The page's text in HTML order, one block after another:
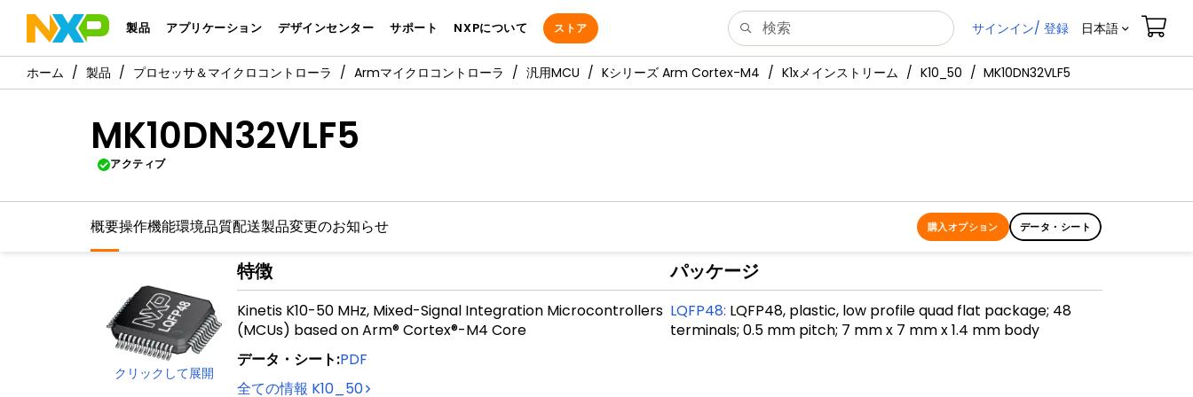
製品 アプリケーション デザインセンター サポート NXPについて ストア サインイン/ 登録 日本語
製品 プロセッサ＆マイクロコントローラ Armマイクロコントローラ 汎用MCU Kシリーズ Arm Cortex-M4 K1xメインストリーム K10_50 MK10DN32VLF5
MK10DN32VLF5
アクティブ
概要操作機能環境品質配送製品変更のお知らせ 購入オプション データ・シート
クリックして展開
特徴
Kinetis K10-50 MHz, Mixed-Signal Integration Microcontrollers
(MCUs) based on Arm® Cortex®-M4 Core
データ・シート:PDF
全ての情報 K10_50
パッケージ
LQFP48: LQFP48, plastic, low profile quad flat package; 48
terminals; 0.5 mm pitch; 7 mm x 7 mm x 1.4 mm body